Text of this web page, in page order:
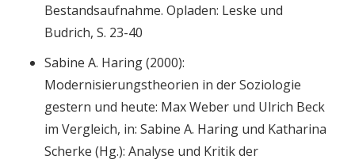
Bestandsaufnahme. Opladen: Leske und
Budrich, S. 23-40
Sabine A. Haring (2000):
Modernisierungstheorien in der Soziologie
gestern und heute: Max Weber und Ulrich Beck
im Vergleich, in: Sabine A. Haring und Katharina
Scherke (Hg.): Analyse und Kritik der